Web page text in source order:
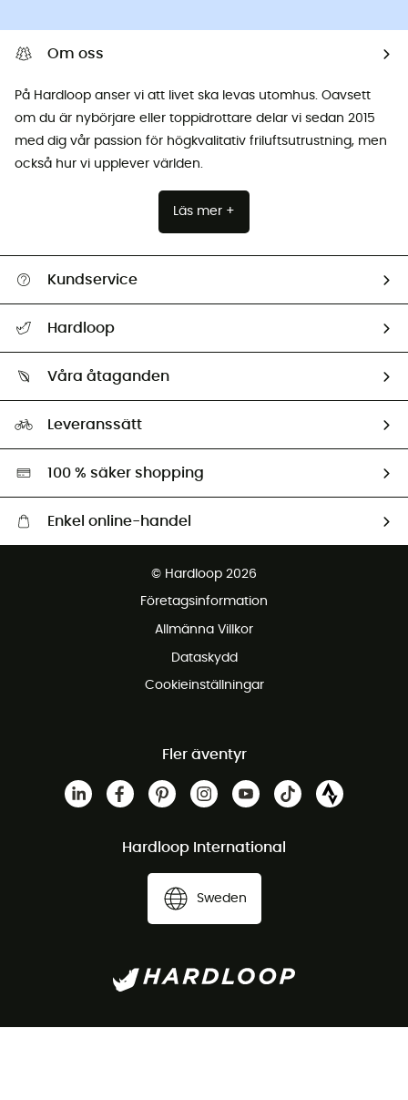
Om oss
På Hardloop anser vi att livet ska levas utomhus. Oavsett
om du är nybörjare eller toppidrottare delar vi sedan 2015
med dig vår passion för högkvalitativ friluftsutrustning, men
också hur vi upplever världen.
Läs mer +
Kundservice
Retur & återbetalning
Hardloop
Ambassadörer
Våra åtaganden
Miljöanpassat urval
Leveranssätt
100 % säker shopping
Enkel online-handel
Gratis retur inom 100 dagar
© Hardloop 2026
Företagsinformation
Allmänna Villkor
Dataskydd
Cookieinställningar
Fler äventyr
Hardloop International
Sweden